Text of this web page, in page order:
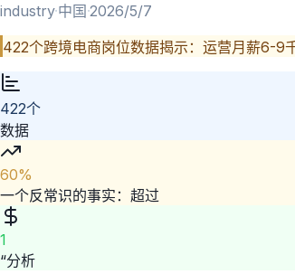
industry·中国·2026/5/7
422个跨境电商岗位数据揭示：运营月薪6-9
422个
数据
60%
一个反常识的事实：超过
1
“分析